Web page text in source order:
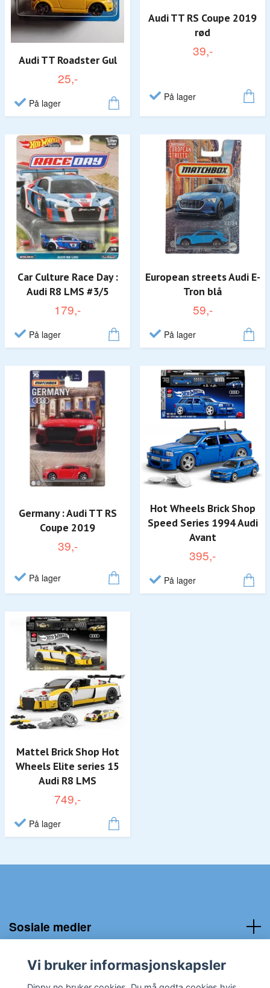
Audi TT Roadster Gul
25,-
På lager
Audi TT RS Coupe 2019
rød
39,-
På lager
Car Culture Race Day :
Audi R8 LMS #3/5
179,-
På lager
European streets Audi E-
Tron blå
59,-
På lager
Germany : Audi TT RS
Coupe 2019
39,-
På lager
Hot Wheels Brick Shop
Speed Series 1994 Audi
Avant
395,-
På lager
Mattel Brick Shop Hot
Wheels Elite series 15
Audi R8 LMS
749,-
På lager
Sosiale medier
Kundeservice:
Vi bruker informasjonskapsler